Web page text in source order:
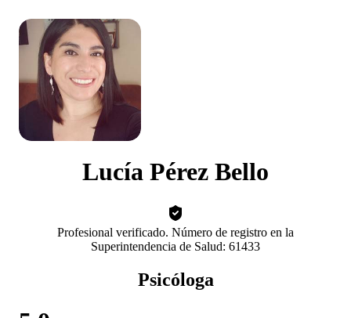
Lucía Pérez Bello
Profesional verificado. Número de registro en la
Superintendencia de Salud: 61433
Psicóloga